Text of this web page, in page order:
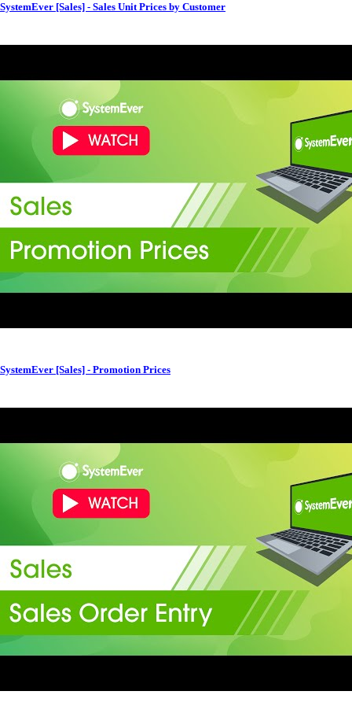
SystemEver [Sales] - Sales Unit Prices by Customer
SystemEver [Sales] - Promotion Prices